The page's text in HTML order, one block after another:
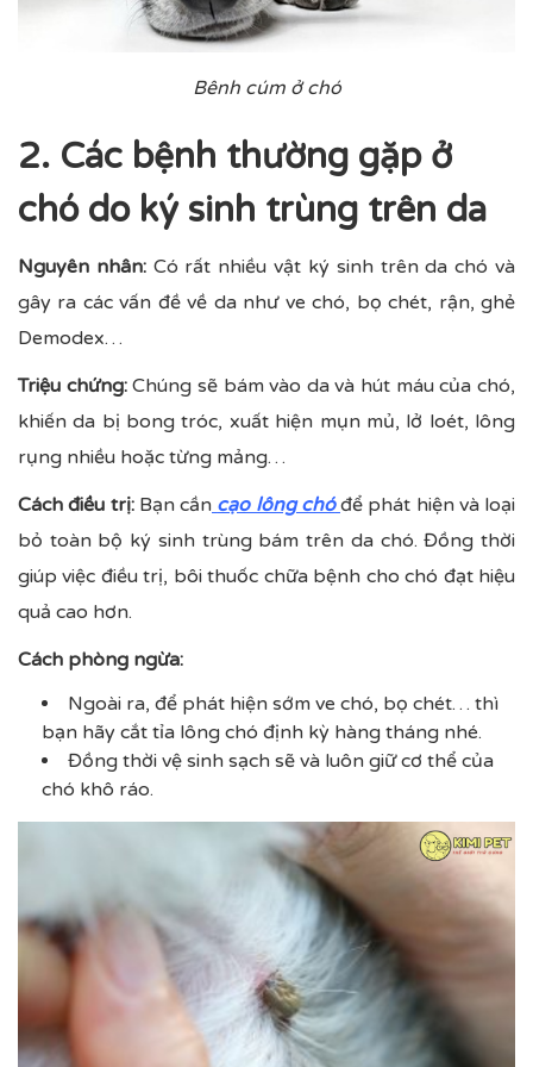
Bênh cúm ở chó
2. Các bệnh thường gặp ở
chó do ký sinh trùng trên da
Nguyên nhân:Có rất nhiều vật ký sinh trên da chó và
gây ra các vấn đề về da như ve chó, bọ chét, rận, ghẻ
Demodex…
Triệu chứng:Chúng sẽ bám vào da và hút máu của chó,
khiến da bị bong tróc, xuất hiện mụn mủ, lở loét, lông
rụng nhiều hoặc từng mảng…
Cách điều trị:Bạn cần cạo lông chó để phát hiện và loại
bỏ toàn bộ ký sinh trùng bám trên da chó. Đồng thời
giúp việc điều trị, bôi thuốc chữa bệnh cho chó đạt hiệu
quả cao hơn.
Cách phòng ngừa:
Ngoài ra, để phát hiện sớm ve chó, bọ chét… thì
bạn hãy cắt tỉa lông chó định kỳ hàng tháng nhé.
Đồng thời vệ sinh sạch sẽ và luôn giữ cơ thể của
chó khô ráo.